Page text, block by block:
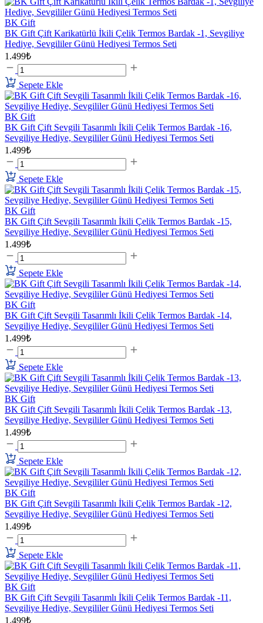
BK Gift
BK Gift Çift Karikatürlü İkili Çelik Termos Bardak -1, Sevgiliye
Hediye, Sevgililer Günü Hediyesi Termos Seti
1.499₺
Sepete Ekle
BK Gift
BK Gift Çift Sevgili Tasarımlı İkili Çelik Termos Bardak -16,
Sevgiliye Hediye, Sevgililer Günü Hediyesi Termos Seti
1.499₺
Sepete Ekle
BK Gift
BK Gift Çift Sevgili Tasarımlı İkili Çelik Termos Bardak -15,
Sevgiliye Hediye, Sevgililer Günü Hediyesi Termos Seti
1.499₺
Sepete Ekle
BK Gift
BK Gift Çift Sevgili Tasarımlı İkili Çelik Termos Bardak -14,
Sevgiliye Hediye, Sevgililer Günü Hediyesi Termos Seti
1.499₺
Sepete Ekle
BK Gift
BK Gift Çift Sevgili Tasarımlı İkili Çelik Termos Bardak -13,
Sevgiliye Hediye, Sevgililer Günü Hediyesi Termos Seti
1.499₺
Sepete Ekle
BK Gift
BK Gift Çift Sevgili Tasarımlı İkili Çelik Termos Bardak -12,
Sevgiliye Hediye, Sevgililer Günü Hediyesi Termos Seti
1.499₺
Sepete Ekle
BK Gift
BK Gift Çift Sevgili Tasarımlı İkili Çelik Termos Bardak -11,
Sevgiliye Hediye, Sevgililer Günü Hediyesi Termos Seti
1.499₺